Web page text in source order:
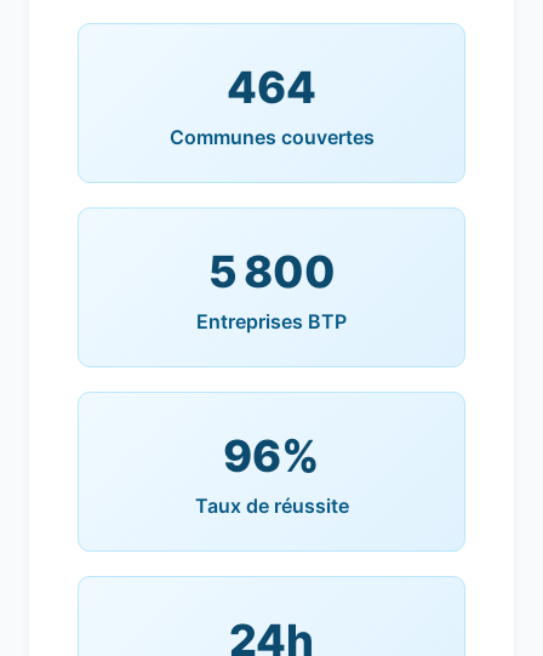
464
Communes couvertes
5 800
Entreprises BTP
96%
Taux de réussite
24h